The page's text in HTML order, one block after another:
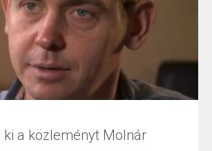
ki a közleményt Molnár